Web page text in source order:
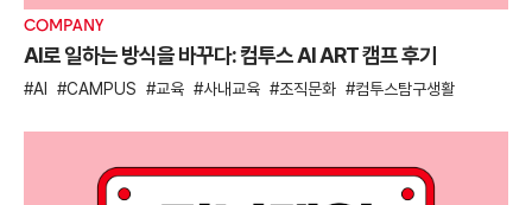
COMPANY
AI로 일하는 방식을 바꾸다: 컴투스 AI ART 캠프 후기
AI CAMPUS 교육 사내교육 조직문화 컴투스탐구생활